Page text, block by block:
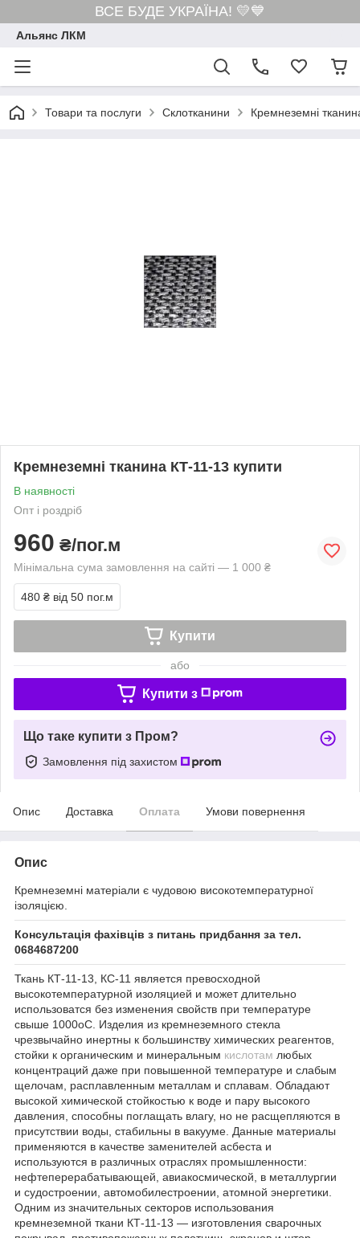
ВСЕ БУДЕ УКРАЇНА! 💛💙
Альянс ЛКМ
Товари та послуги Склотканини Кремнеземні
Кремнеземні тканина КТ-11-13 купити
В наявності
Опт і роздріб
960 ₴/пог.м
Мінімальна сума замовлення на сайті — 1 000 ₴
480 ₴ від 50 пог.м
Купити
або
Купити з
Що таке купити з Пром?
Замовлення під захистом
Опис Доставка Оплата Умови повернення
Опис
Кремнеземні матеріали є чудовою високотемпературної
ізоляцією.
Консультація фахівців з питань придбання за тел.
0684687200
Ткань КТ-11-13, КС-11 является превосходной
высокотемпературной изоляцией и может длительно
использоватся без изменения свойств при температуре
свыше 1000оС. Изделия из кремнеземного стекла
чрезвычайно инертны к большинству химических реагентов,
стойки к органическим и минеральным кислотам любых
концентраций даже при повышенной температуре и слабым
щелочам, расплавленным металлам и сплавам. Обладают
высокой химической стойкостью к воде и пару высокого
давления, способны поглащать влагу, но не расщепляются в
присутствии воды, стабильны в вакууме. Данные материалы
применяются в качестве заменителей асбеста и
используются в различных отраслях промышленности:
нефтеперерабатывающей, авиакосмической, в металлургии
и судостроении, автомобилестроении, атомной энергетики.
Одним из значительных секторов использования
кремнеземной ткани КТ-11-13 — изготовления сварочных